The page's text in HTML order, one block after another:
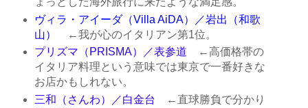
ヴィラ・アイーダ（Villa AiDA）／岩出（和歌
山）
←我が心のイタリアン第1位。
プリズマ（PRISMA）／表参道 ←高価格帯の
イタリア料理という意味では東京で一番好きな
お店かもしれない。
三和（さんわ）／白金台 ←直球勝負で分かり